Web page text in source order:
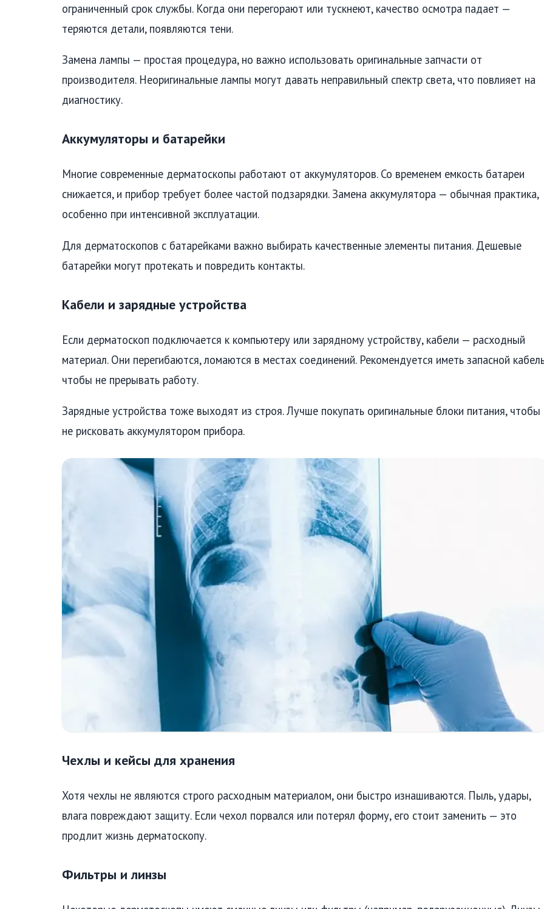
ограниченный срок службы. Когда они перегорают или тускнеют, качество осмотра падает —
теряются детали, появляются тени.
Замена лампы — простая процедура, но важно использовать оригинальные запчасти от
производителя. Неоригинальные лампы могут давать неправильный спектр света, что повлияет на
диагностику.
Аккумуляторы и батарейки
Многие современные дерматоскопы работают от аккумуляторов. Со временем емкость батареи
снижается, и прибор требует более частой подзарядки. Замена аккумулятора — обычная практика,
особенно при интенсивной эксплуатации.
Для дерматоскопов с батарейками важно выбирать качественные элементы питания. Дешевые
батарейки могут протекать и повредить контакты.
Кабели и зарядные устройства
Если дерматоскоп подключается к компьютеру или зарядному устройству, кабели — расходный
материал. Они перегибаются, ломаются в местах соединений. Рекомендуется иметь запасной
чтобы не прерывать работу.
Зарядные устройства тоже выходят из строя. Лучше покупать оригинальные блоки питания, чтобы
не рисковать аккумулятором прибора.
Чехлы и кейсы для хранения
Хотя чехлы не являются строго расходным материалом, они быстро изнашиваются. Пыль, удары,
влага повреждают защиту. Если чехол порвался или потерял форму, его стоит заменить — это
продлит жизнь дерматоскопу.
Фильтры и линзы